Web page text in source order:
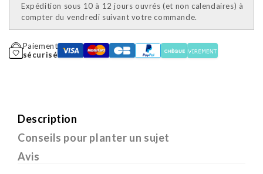
Expédition sous 10 à 12 jours ouvrés (et non calendaires) à
compter du vendredi suivant votre commande.
Paiement
sécurisé
Description
Conseils pour planter un sujet
Avis